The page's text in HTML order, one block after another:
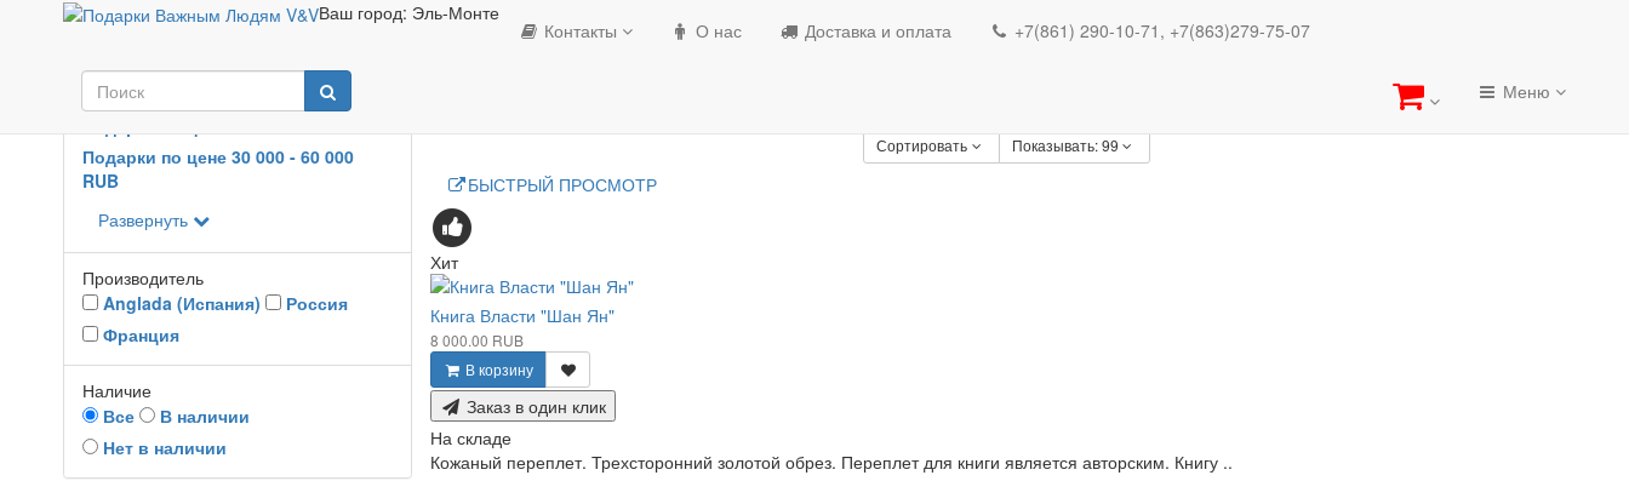
Ваш город: Эль-Монте
Контакты О нас Доставка и оплата +7(861) 290-10-71, +7(863)279-75-07
Меню
Параметры
Цена5300-215000RUB
Подарки по цене 30 000 - 60 000
RUB
Развернуть
Производитель
Anglada (Испания)
Россия
Франция
Наличие
Все
В наличии
Нет в наличии
Профессиональные праздники День работника органов безопасности РФ
Сортировать Показывать:99
БЫСТРЫЙ ПРОСМОТР
Хит
Книга Власти "Шан Ян"
8 000.00 RUB
В корзину
Заказ в один клик
На складе
Кожаный переплет. Трехсторонний золотой обрез. Переплет для книги является авторским. Книгу ..